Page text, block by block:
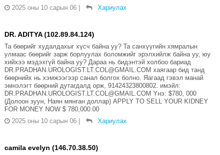
2025 оны 10 сарын 06 | Хариулах
DR. ADITYA (102.89.84.124)
Та бөөрийг худалдахыг хүсч байна уу? Та санхүүгийн хямралын
улмаас бөөрийг зарж борлуулах боломжийг эрэлхийлж байна уу, юу
хийхээ мэдэхгүй байна уу? Дараа нь бидэнтэй холбоо бариад
DR.PRADHAN.UROLOGIST.LT.COL@GMAIL.COM хаягаар бид танд
бөөрнийх нь хэмжээгээр санал болгох болно. Яагаад гэвэл манай
эмнэлэгт бөөрний дутагдалд орж, 91424323800802. имэйл:
DR.PRADHAN.UROLOGIST.LT.COL@GMAIL.COM Yнэ: $780, 000
(Долоон зуун, Наян мянган доллар) APPLY TO SELL YOUR KIDNEY
FOR MONEY NOW $ 780,000.00
2025 оны 10 сарын 06 | Хариулах
camila evelyn (146.70.38.50)